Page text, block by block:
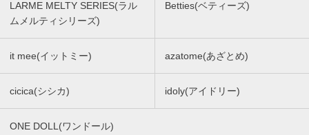
LARME MELTY SERIES(ラル
ムメルティシリーズ)
Betties(ベティーズ)
it mee(イットミー) azatome(あざとめ)
cicica(シシカ) idoly(アイドリー)
ONE DOLL(ワンドール)